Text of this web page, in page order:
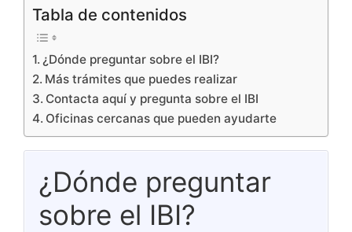
Tabla de contenidos
¿Dónde preguntar sobre el IBI?
Más trámites que puedes realizar
Contacta aquí y pregunta sobre el IBI
Oficinas cercanas que pueden ayudarte
¿Dónde preguntar
sobre el IBI?